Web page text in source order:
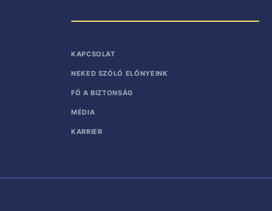
KAPCSOLAT
NEKED SZÓLÓ ELŐNYEINK
FŐ A BIZTONSÁG
MÉDIA
KARRIER